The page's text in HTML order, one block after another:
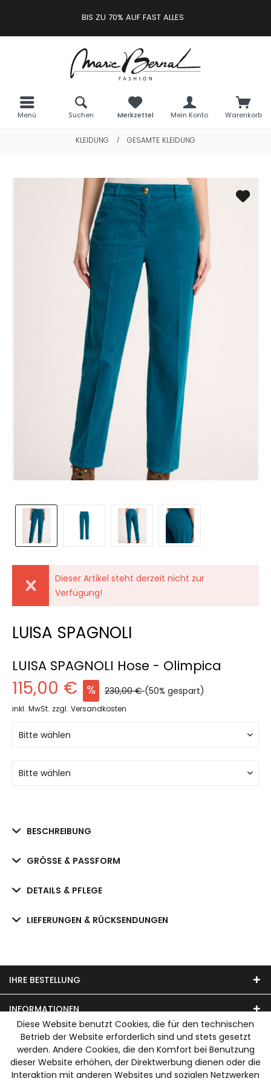
BIS ZU 70% AUF FAST ALLES
Menü Warenkorb
Merkzettel Mein Konto
Suchen
KLEIDUNG / GESAMTE KLEIDUNG
Dieser Artikel steht derzeit nicht zur
Verfügung!
LUISA SPAGNOLI
LUISA SPAGNOLI Hose - Olimpica
115,00 € 230,00 €(50% gespart)
inkl. MwSt. zzgl. Versandkosten
BESCHREIBUNG
GRÖSSE & PASSFORM
DETAILS & PFLEGE
LIEFERUNGEN & RÜCKSENDUNGEN
IHRE BESTELLUNG
INFORMATIONEN
UNSER MODEHAUS
WIR AKZEPTIEREN FOLGENDE ZAHLUNGSARTEN
Diese Website benutzt Cookies, die für den technischen
Betrieb der Website erforderlich sind und stets gesetzt
werden. Andere Cookies, die den Komfort bei Benutzung
dieser Website erhöhen, der Direktwerbung dienen oder die
Interaktion mit anderen Websites und sozialen Netzwerken